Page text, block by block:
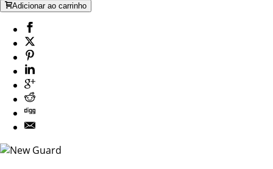
Adicionar ao carrinho